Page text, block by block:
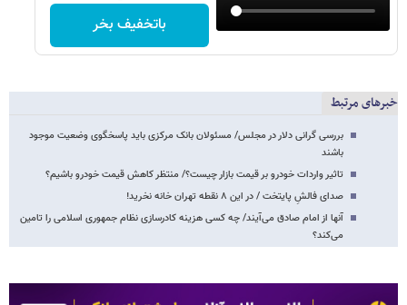
باتخفیف بخر
خبرهای مرتبط
بررسی گرانی دلار در مجلس/ مسئولان بانک مرکزی باید پاسخگوی وضعیت موجود
باشند
تاثیر واردات خودرو بر قیمت بازار چیست؟/ منتظر کاهش قیمت خودرو باشیم؟
صدای فالشِ پایتخت / در این ۸ نقطه تهران خانه نخرید!
آنها از امام صادق می‌‎آیند/ چه کسی هزینه کادرسازی نظام جمهوری اسلامی را تامین
می‌کند؟